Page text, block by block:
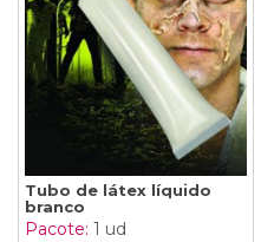
Tubo de látex líquido
branco
Pacote: 1 ud